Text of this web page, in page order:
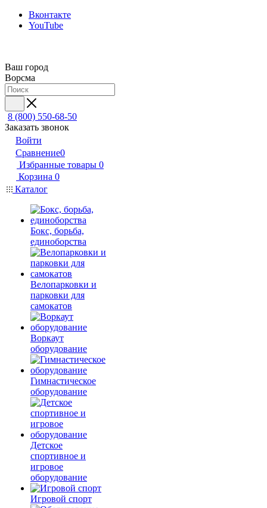
Вконтакте
YouTube
Ваш город
Ворсма
8 (800) 550-68-50
Заказать звонок
Войти
Сравнение0
Избранные товары 0
Корзина 0
Каталог
Бокс, борьба,
единоборства
Велопарковки и
парковки для
самокатов
Воркаут
оборудование
Гимнастическое
оборудование
Детское
спортивное и
игровое
оборудование
Игровой спорт